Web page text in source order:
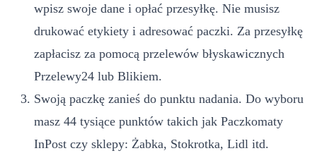
wpisz swoje dane i opłać przesyłkę. Nie musisz
drukować etykiety i adresować paczki. Za przesyłkę
zapłacisz za pomocą przelewów błyskawicznych
Przelewy24 lub Blikiem.
Swoją paczkę zanieś do punktu nadania. Do wyboru
masz 44 tysiące punktów takich jak Paczkomaty
InPost czy sklepy: Żabka, Stokrotka, Lidl itd.